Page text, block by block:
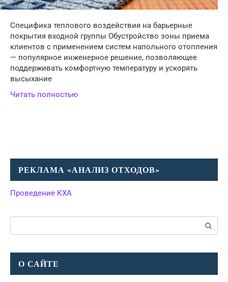
Специфика теплового воздействия на барьерные
покрытия входной группы Обустройство зоны приема
клиентов с применением систем напольного отопления
— популярное инженерное решение, позволяющее
поддерживать комфортную температуру и ускорять
высыхание
Читать полностью
РЕКЛАМА «АНАЛИЗ ОТХОДОВ»
Проведение КХА
О САЙТЕ